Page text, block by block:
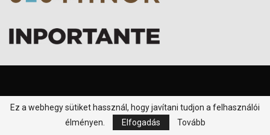
© 2016-2026 - Klikk P.T. - Minden jog fenntartva.
Ez a webhegy sütiket hassznál, hogy javítani tudjon a felhasználói
élményen.
Elfogadás Tovább